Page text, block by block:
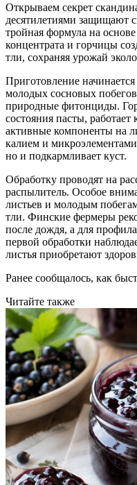
Открываем секрет
десятилетиями защищают
тройная формула на
концентрата и горчицы
тли, сохраняя урожай
Приготовление
молодых сосновых
природные фитонциды.
состояния пасты,
активные компоненты на
калием и
но и подкармливает куст.
Обработку проводят на
распылитель. Особое
листьев и молодым
тли. Финские фермеры
после дождя, а для
первой обработки
листья приобретают
Ранее сообщалось, как
Читайте также